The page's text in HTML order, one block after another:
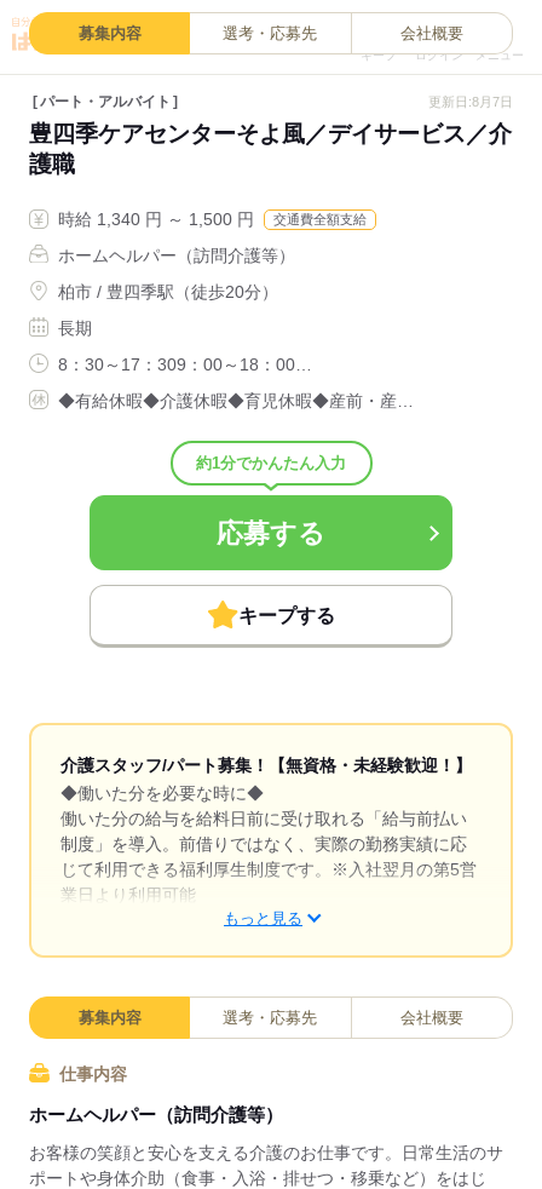
キープ ログイン メニュー
募集内容 選考・応募先 会社概要
パート・アルバイト 更新日:8月7日
豊四季ケアセンターそよ風／デイサービス／介
護職
時給 1,340 円 ～ 1,500 円 交通費全額支給
ホームヘルパー（訪問介護等）
柏市 / 豊四季駅（徒歩20分）
長期
8：30～17：309：00～18：00…
◆有給休暇◆介護休暇◆育児休暇◆産前・産…
約1分でかんたん入力
応募する
キープする
介護スタッフ/パート募集！【無資格・未経験歓迎！】
◆働いた分を必要な時に◆
働いた分の給与を給料日前に受け取れる「給与前払い
制度」を導入。前借りではなく、実際の勤務実績に応
じて利用できる福利厚生制度です。※入社翌月の第5営
業日より利用可能
ト、ゲームなどを自分で企画・実施できます。アイデ
アを活かして「笑顔になれる瞬間」をたくさん作れる
い」という声を直接聞けるやりがいのある仕事です。
◆未経験・無資格でも安心◆
「介護の仕事は初めて」「資格を持っていない」とい
もっと見る
募集内容 選考・応募先 会社概要
仕事内容
ホームヘルパー（訪問介護等）
お客様の笑顔と安心を支える介護のお仕事です。日常生活のサ
ポートや身体介助（食事・入浴・排せつ・移乗など）をはじ